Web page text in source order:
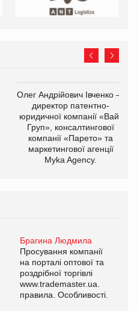
Олег Андрійович Івченко —
директор патентно-
юридичної компанії «Вайз
Груп», консалтингової
компанії «Парето» та
маркетингової агенції
Myka Agency.
Брагина Людмила
Просування компанії
на порталі оптової та
роздрібної торгівлі
www.trademaster.ua.
правила. Особливості.